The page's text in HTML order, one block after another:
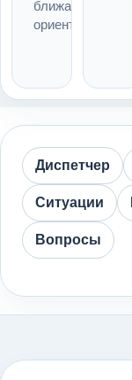
ближайший
ориентир
Диспетчер
Ситуации
Вопросы